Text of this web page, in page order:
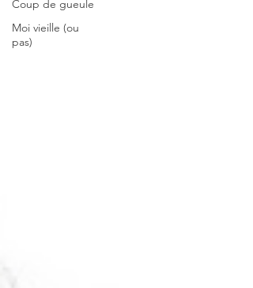
Coup de gueule
Moi vieille (ou
pas)